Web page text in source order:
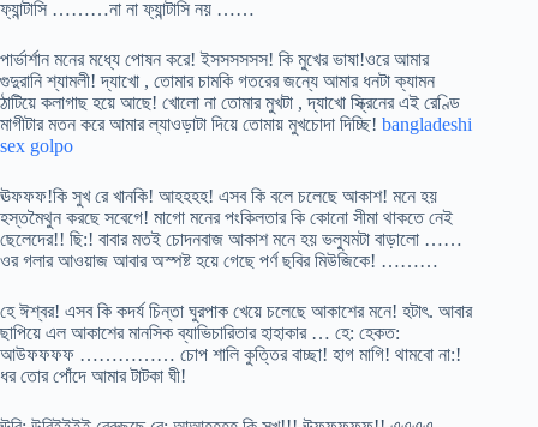
ফ্যান্টাসি ………না না ফ্যান্টাসি নয় ……
পার্ভার্শান মনের মধ্যে পোষন করে! ইসসসসসস! কি মুখের ভাষা!ওরে আমার
গুদুরানি শ্যামলী! দ্যাখো , তোমার চামকি গতরের জন্যে আমার ধনটা ক্যামন
ঠাটিয়ে কলাগাছ হয়ে আছে! খোলো না তোমার মুখটা , দ্যাখো স্ক্রিনের এই রেণ্ডি
মাগীটার মতন করে আমার ল্যাওড়াটা দিয়ে তোমায় মুখচোদা দিচ্ছি! bangladeshi
sex golpo
ঊফফফ!কি সুখ রে খানকি! আহহহহ! এসব কি বলে চলেছে আকাশ! মনে হয়
হস্তমৈথুন করছে সবেগে! মাগো মনের পংকিলতার কি কোনো সীমা থাকতে নেই
ছেলেদের!! ছি:! বাবার মতই চোদনবাজ আকাশ মনে হয় ভল্যুমটা বাড়ালো ……
ওর গলার আওয়াজ আবার অস্পষ্ট হয়ে গেছে পর্ণ ছবির মিউজিকে! ………
হে ঈশ্বর! এসব কি কদর্য চিন্তা ঘুরপাক খেয়ে চলেছে আকাশের মনে! হটাৎ. আবার
ছাপিয়ে এল আকাশের মানসিক ব্যাভিচারিতার হাহাকার … হে: হেকত:
আউফফফফ …………… চোপ শালি কুত্তির বাচ্ছা! হাগ মাগি! থামবো না:!
ধর তোর পোঁদে আমার টাটকা ঘী!